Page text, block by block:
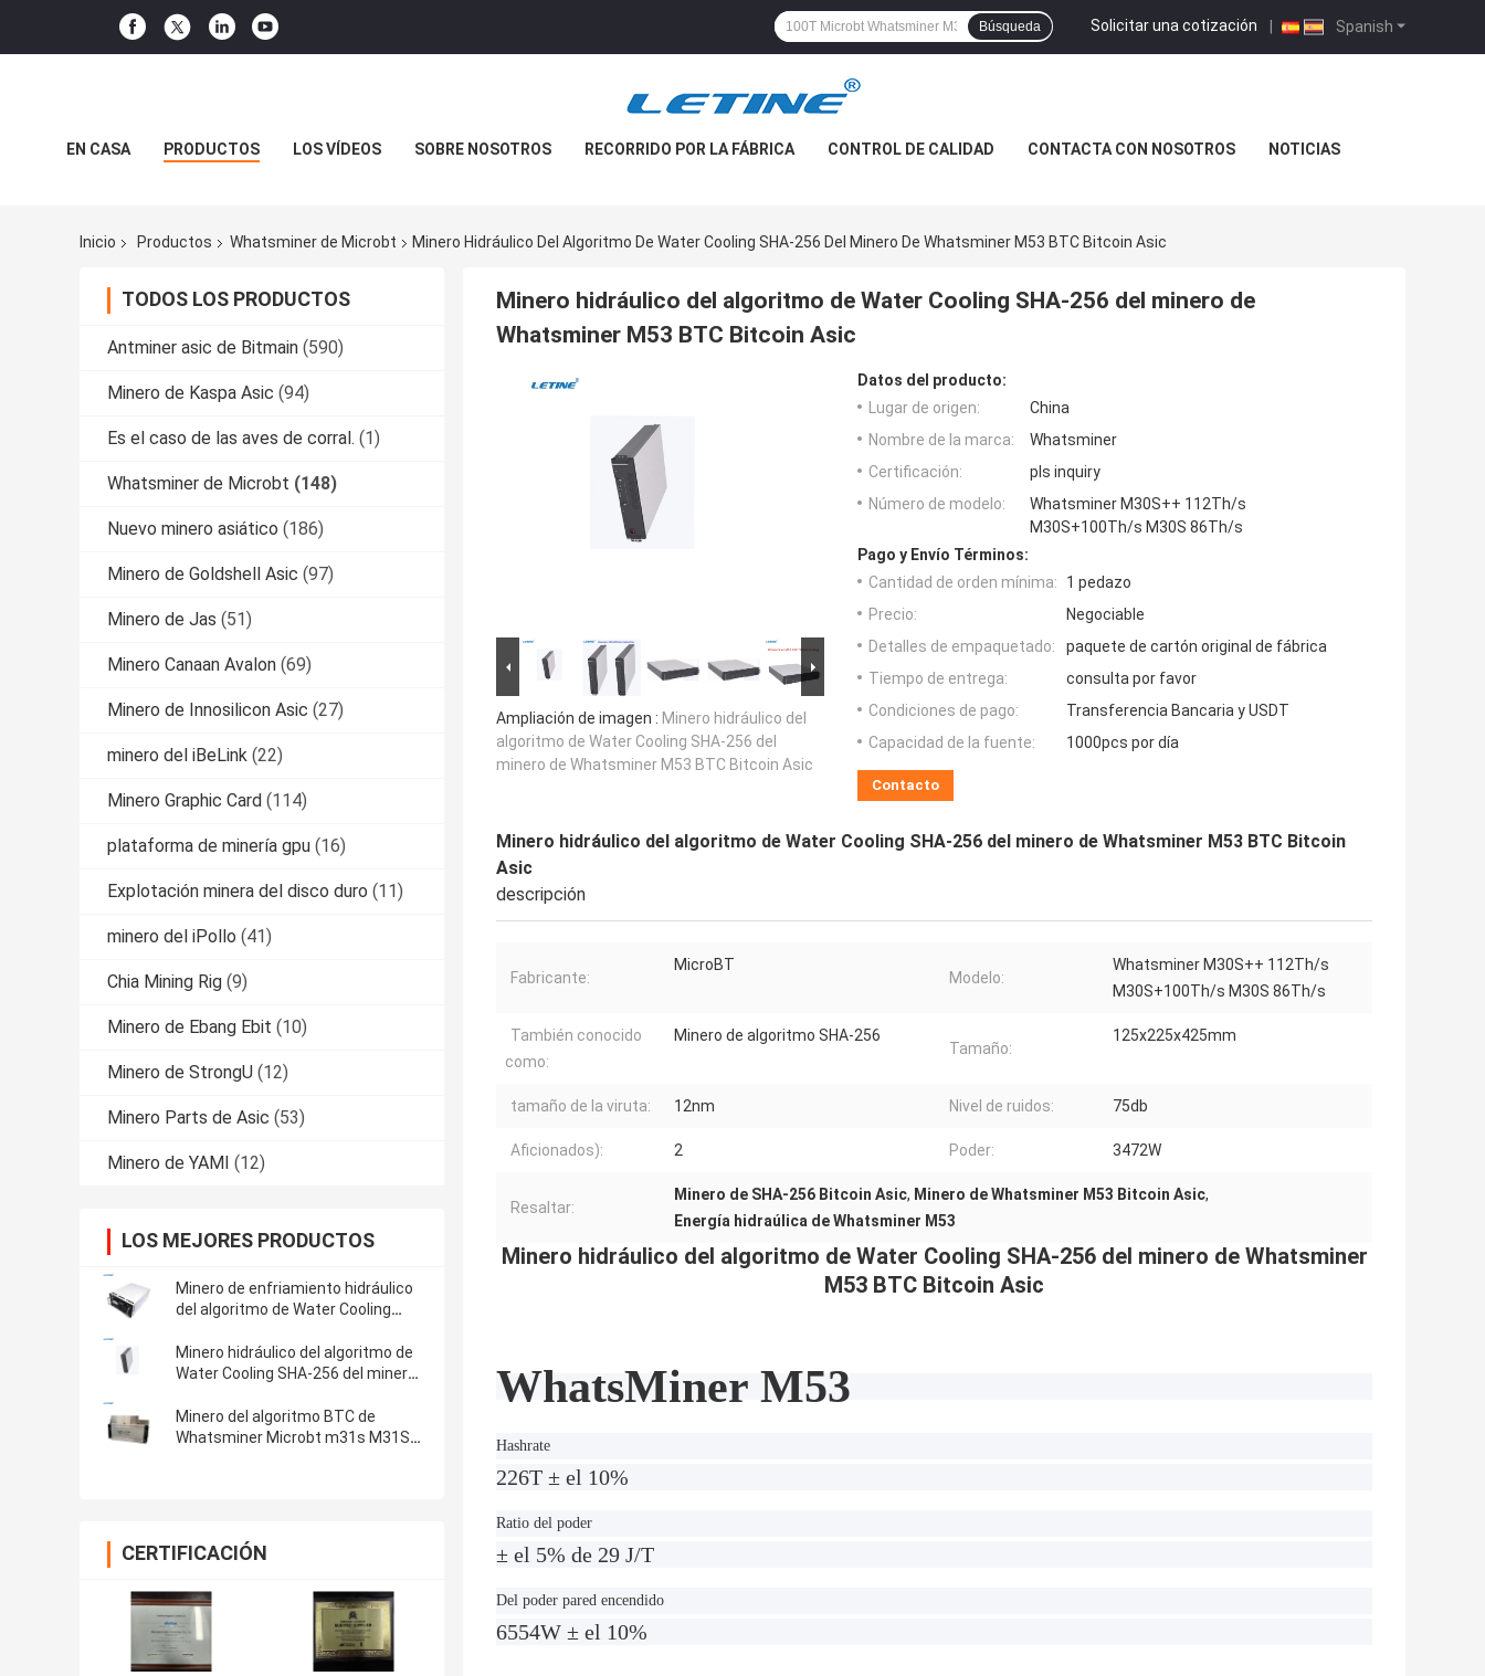
Spanish
Solicitar una cotización |
Búsqueda
EN CASA PRODUCTOS LOS VÍDEOS SOBRE NOSOTROS RECORRIDO POR LA FÁBRICA CONTROL DE CALIDAD CONTACTA CON NOSOTROS NOTICIAS
Inicio Productos Whatsminer de Microbt Minero Hidráulico Del Algoritmo De Water Cooling SHA-256 Del Minero De Whatsminer M53 BTC Bitcoin Asic
TODOS LOS PRODUCTOS
Antminer asic de Bitmain (590)
Minero de Kaspa Asic (94)
Es el caso de las aves de corral. (1)
Whatsminer de Microbt (148)
Nuevo minero asiático (186)
Minero de Goldshell Asic (97)
Minero de Jas (51)
Minero Canaan Avalon (69)
Minero de Innosilicon Asic (27)
minero del iBeLink (22)
Minero Graphic Card (114)
plataforma de minería gpu (16)
Explotación minera del disco duro (11)
minero del iPollo (41)
Chia Mining Rig (9)
Minero de Ebang Ebit (10)
Minero de StrongU (12)
Minero Parts de Asic (53)
Minero de YAMI (12)
LOS MEJORES PRODUCTOS
Minero de enfriamiento hidráulico
del algoritmo de Water Cooling
Whatsminer M56S 210T BTC
Bitcoin Asic
Minero hidráulico del algoritmo de
Water Cooling SHA-256 del minero
Asic
Minero del algoritmo BTC de
Whatsminer Microbt m31s M31S+
CERTIFICACIÓN
Minero hidráulico del algoritmo de Water Cooling SHA-256 del minero de
Whatsminer M53 BTC Bitcoin Asic
Ampliación de imagen : Minero hidráulico del
algoritmo de Water Cooling SHA-256 del
minero de Whatsminer M53 BTC Bitcoin Asic
Datos del producto:
Lugar de origen:
China
Nombre de la marca:
Whatsminer
Certificación:
pls inquiry
Número de modelo:
Whatsminer M30S++ 112Th/s
M30S+100Th/s M30S 86Th/s
Pago y Envío Términos:
Cantidad de orden mínima:
1 pedazo
Precio:
Negociable
Detalles de empaquetado:
paquete de cartón original de fábrica
Tiempo de entrega:
consulta por favor
Condiciones de pago:
Transferencia Bancaria y USDT
Capacidad de la fuente:
1000pcs por día
Contacto
Minero hidráulico del algoritmo de Water Cooling SHA-256 del minero de Whatsminer M53 BTC Bitcoin
Asic
descripción
Fabricante:
MicroBT
Modelo:
Whatsminer M30S++ 112Th/s
M30S+100Th/s M30S 86Th/s
También conocido
como:
Minero de algoritmo SHA-256
Tamaño:
125x225x425mm
tamaño de la viruta: 12nm Nivel de ruidos: 75db
Aficionados): 2 Poder: 3472W
Resaltar:
Minero de SHA-256 Bitcoin Asic, Minero de Whatsminer M53 Bitcoin Asic,
Energía hidraúlica de Whatsminer M53
Minero hidráulico del algoritmo de Water Cooling SHA-256 del minero de Whatsminer
M53 BTC Bitcoin Asic
WhatsMiner M53
Hashrate
226T ± el 10%
Ratio del poder
± el 5% de 29 J/T
Del poder pared encendido
6554W ± el 10%